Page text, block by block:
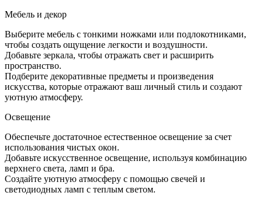
Мебель и декор
Выберите мебель с тонкими ножками или подлокотниками,
чтобы создать ощущение легкости и воздушности.
Добавьте зеркала, чтобы отражать свет и расширить
пространство.
Подберите декоративные предметы и произведения
искусства, которые отражают ваш личный стиль и создают
уютную атмосферу.
Освещение
Обеспечьте достаточное естественное освещение за счет
использования чистых окон.
Добавьте искусственное освещение, используя комбинацию
верхнего света, ламп и бра.
Создайте уютную атмосферу с помощью свечей и
светодиодных ламп с теплым светом.